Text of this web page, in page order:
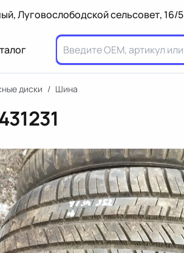
Луговослободской сельсовет, 16/5
диски / Шина